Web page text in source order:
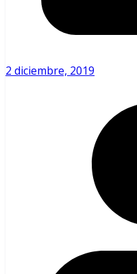
2 diciembre, 2019